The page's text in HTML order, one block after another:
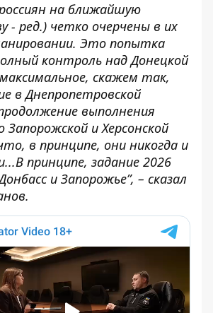
на ближайшую
- ред.) четко очерчены в их
Это попытка
контроль над Донецкой
скажем так,
в Днепропетровской
выполнения
Запорожской и Херсонской
в принципе, они никогда и
принципе, задание 2026
и Запорожье”, – сказал